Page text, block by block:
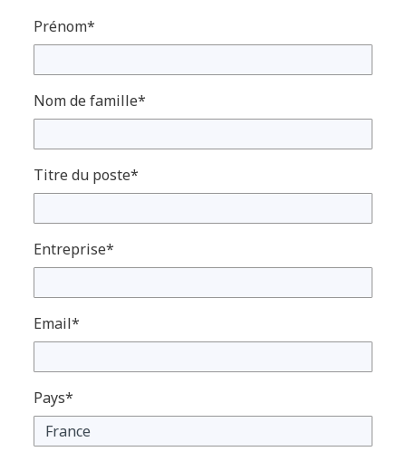
Prénom*
Nom de famille*
Titre du poste*
Entreprise*
Email*
Pays*